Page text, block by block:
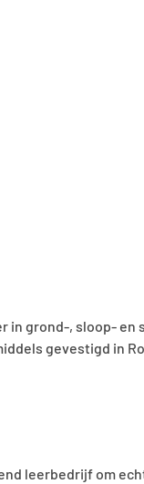
in grond-, sloop- en
gevestigd in
leerbedrijf om